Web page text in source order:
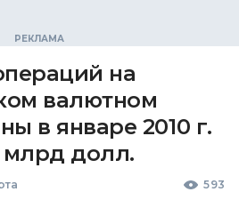
на
валютном
в январе 2010 г.
млрд долл.
593